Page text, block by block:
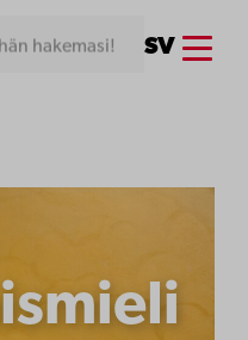
SV Menu